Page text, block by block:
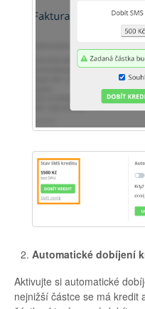
Automatické dobíjení
Aktivujte si automatické
nejnižší částce se má kredit